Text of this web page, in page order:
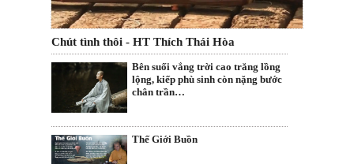
Chút tình thôi - HT Thích Thái Hòa
Bên suối vắng trời cao trăng lồng
lộng, kiếp phù sinh còn nặng bước
chân trần…
Thế Giới Buồn